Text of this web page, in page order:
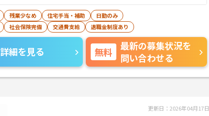
残業少なめ 住宅手当・補助
日勤のみ
社会保険完備 交通費支給 退職金制度あり
詳細を見る 無料
最新の募集状況を
問い合わせる
更新日：2026年04月17日